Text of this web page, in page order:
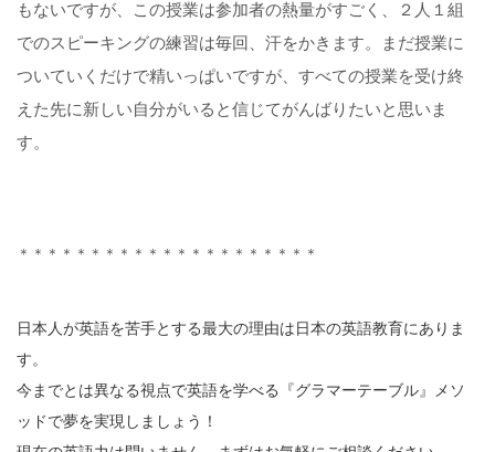
もないですが、この授業は参加者の熱量がすごく、２人１組
でのスピーキングの練習は毎回、汗をかきます。まだ授業に
ついていくだけで精いっぱいですが、すべての授業を受け終
えた先に新しい自分がいると信じてがんばりたいと思いま
す。
＊＊＊＊＊＊＊＊＊＊＊＊＊＊＊＊＊＊＊＊＊
日本人が英語を苦手とする最大の理由は日本の英語教育にありま
す。
今までとは異なる視点で英語を学べる『グラマーテーブル』メソ
ッドで夢を実現しましょう！